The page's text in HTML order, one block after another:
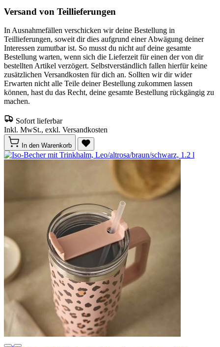
Versand von Teillieferungen
In Ausnahmefällen verschicken wir deine Bestellung in
Teillieferungen, soweit dir dies aufgrund einer Abwägung deiner
Interessen zumutbar ist. So musst du nicht auf deine gesamte
Bestellung warten, wenn sich die Lieferzeit für einen der von dir
bestellten Artikel verzögert. Selbstverständlich fallen hierfür keine
zusätzlichen Versandkosten für dich an. Sollten wir dir wider
Erwarten nicht alle Teile deiner Bestellung zukommen lassen
können, hast du das Recht, deine gesamte Bestellung rückgängig zu
machen.
Sofort lieferbar
Inkl. MwSt., exkl. Versandkosten
In den Warenkorb